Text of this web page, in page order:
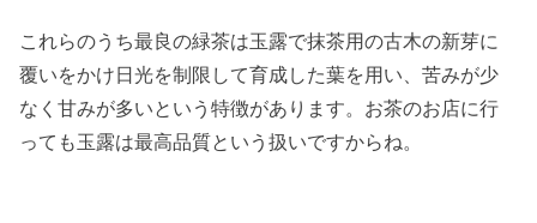
これらのうち最良の緑茶は玉露で抹茶用の古木の新芽に
覆いをかけ日光を制限して育成した葉を用い、苦みが少
なく甘みが多いという特徴があります。お茶のお店に行
っても玉露は最高品質という扱いですからね。